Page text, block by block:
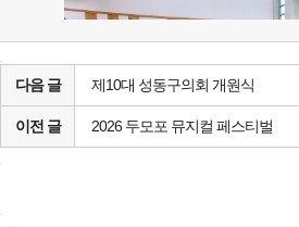
다음 글 제10대 성동구의회 개원식
이전 글 2026 두모포 뮤지컬 페스티벌